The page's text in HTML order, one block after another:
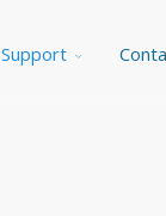
Support